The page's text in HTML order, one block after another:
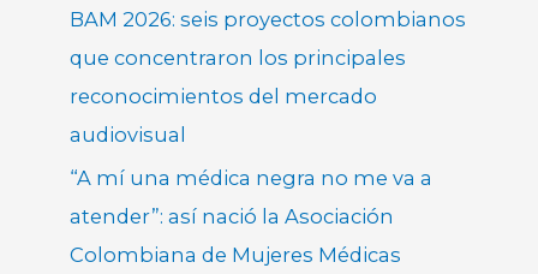
BAM 2026: seis proyectos colombianos
que concentraron los principales
reconocimientos del mercado
audiovisual
“A mí una médica negra no me va a
atender”: así nació la Asociación
Colombiana de Mujeres Médicas